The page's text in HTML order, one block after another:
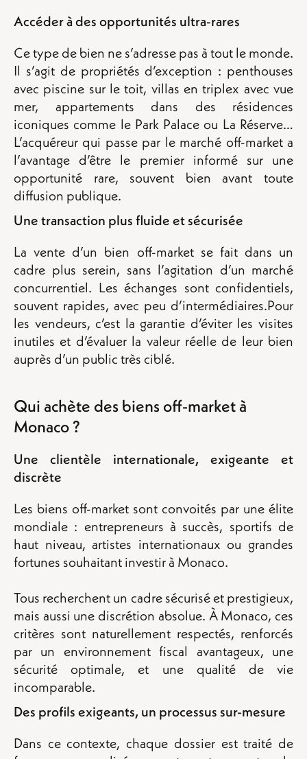
Accéder à des opportunités ultra-rares
Ce type de bien ne s’adresse pas à tout le monde.
Il s’agit de propriétés d’exception : penthouses
avec piscine sur le toit, villas en triplex avec vue
mer, appartements dans des résidences
iconiques comme le Park Palace ou La Réserve…
L’acquéreur qui passe par le marché off-market a
l’avantage d’être le premier informé sur une
opportunité rare, souvent bien avant toute
diffusion publique.
Une transaction plus fluide et sécurisée
La vente d’un bien off-market se fait dans un
cadre plus serein, sans l’agitation d’un marché
concurrentiel. Les échanges sont confidentiels,
souvent rapides, avec peu d’intermédiaires.Pour
les vendeurs, c’est la garantie d’éviter les visites
inutiles et d’évaluer la valeur réelle de leur bien
auprès d’un public très ciblé.
Qui achète des biens off-market à
Monaco ?
Une clientèle internationale, exigeante et
discrète
Les biens off-market sont convoités par une élite
mondiale : entrepreneurs à succès, sportifs de
haut niveau, artistes internationaux ou grandes
fortunes souhaitant investir à Monaco.
Tous recherchent un cadre sécurisé et prestigieux,
mais aussi une discrétion absolue. À Monaco, ces
critères sont naturellement respectés, renforcés
par un environnement fiscal avantageux, une
sécurité optimale, et une qualité de vie
incomparable.
Des profils exigeants, un processus sur-mesure
Dans ce contexte, chaque dossier est traité de